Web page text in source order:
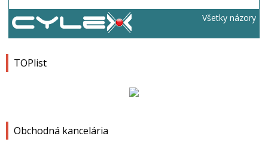
Všetky názory
TOPlist
Obchodná kancelária